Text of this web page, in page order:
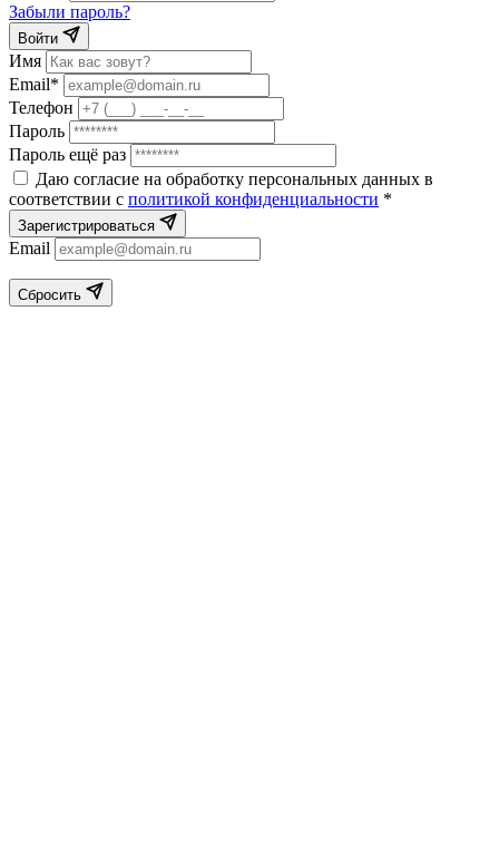
Забыли пароль?
Войти
Имя
Email*
Телефон
Пароль
Пароль ещё раз
Даю согласие на обработку персональных данных в
соответствии с политикой конфиденциальности *
Зарегистрироваться
Email
Сбросить